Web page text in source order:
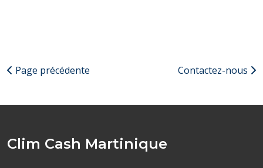
Page précédente Contactez-nous
Clim Cash Martinique